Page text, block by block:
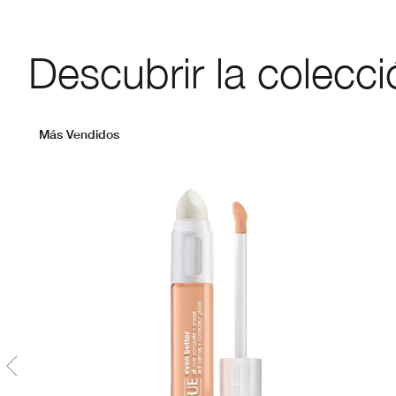
Descubrir la
Más Vendidos